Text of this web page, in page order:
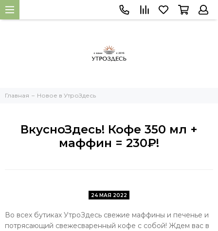
Главная Новое в УтроЗдесь
ВкусноЗдесь! Кофе 350 мл +
маффин = 230₽!
24 МАЯ 2022
Во всех бутиках УтроЗдесь свежие маффины и печенье и
потрясающий свежесваренный кофе с собой! Ждем вас в